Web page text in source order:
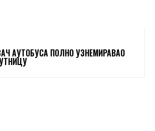
АУТОБУСА ПОЛНО УЗНЕМИРАВАО